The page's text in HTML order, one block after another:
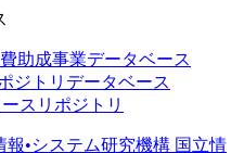
助成事業データベース
ジトリデータベース
スリポジトリ